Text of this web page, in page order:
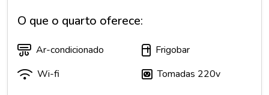
O que o quarto oferece:
Ar-condicionado
Frigobar
Wi-fi
Tomadas 220v